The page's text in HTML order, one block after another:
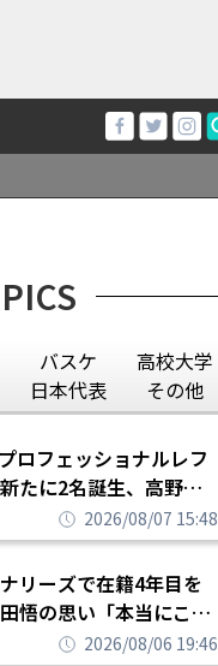
バスケ
日本代表
高校大学
その他
ロフェッショナルレフ
たに2名誕生、高野晃
間続けた会社員生活に別
プロ転向を決断
2026/08/07 15:48
リーズで在籍4年目を
悟の思い「本当にこの
勝ちたい、負けたまま舐
2026/08/06 19:46